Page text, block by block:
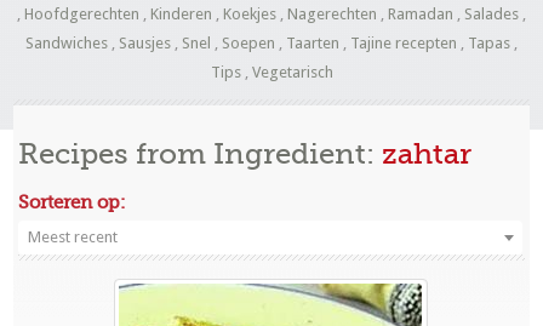
, Hoofdgerechten , Kinderen , Koekjes , Nagerechten , Ramadan , Salades ,
Sandwiches , Sausjes , Snel , Soepen , Taarten , Tajine recepten , Tapas ,
Tips, Vegetarisch
Recipes from Ingredient: zahtar
Sorteren op:
Meest recent